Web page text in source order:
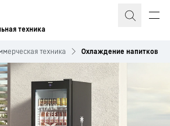
техника
техника Охлаждение напитков